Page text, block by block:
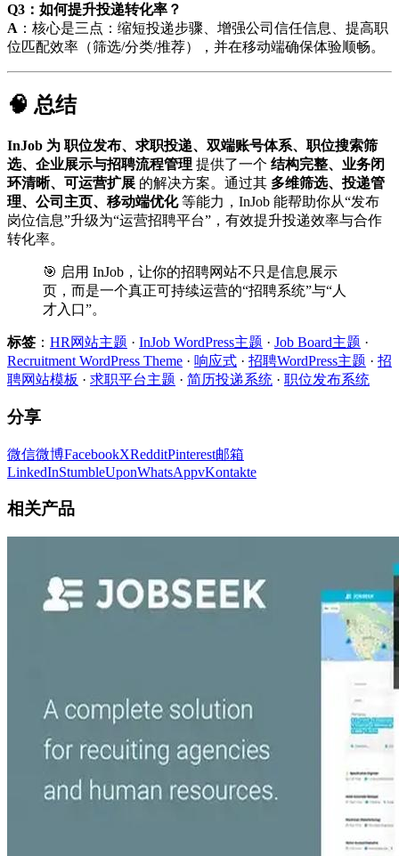
Q3：如何提升投递转化率？
A ：核心是三点：缩短投递步骤、增强公司信任信息、提高职
位匹配效率（筛选/分类/推荐），并在移动端确保体验顺畅。
🧠 总结
InJob 为 职位发布、求职投递、双端账号体系、职位搜索筛
选、企业展示与招聘流程管理 提供了一个 结构完整、业务闭
环清晰、可运营扩展 的解决方案。通过其 多维筛选、投递管
理、公司主页、移动端优化等能力，InJob 能帮助你从“发布
岗位信息”升级为“运营招聘平台”，有效提升投递效率与合作
转化率。
🎯 启用 InJob，让你的招聘网站不只是信息展示
页，而是一个真正可持续运营的“招聘系统”与“人
才入口”。
标签 ： HR网站主题 · InJob WordPress主题 · Job Board主题 ·
Recruitment WordPress Theme · 响应式 · 招聘WordPress主题 · 招
聘网站模板 · 求职平台主题 · 简历投递系统 · 职位发布系统
分享
微信微博FacebookXRedditPinterest邮箱
LinkedInStumbleUponWhatsAppvKontakte
相关产品